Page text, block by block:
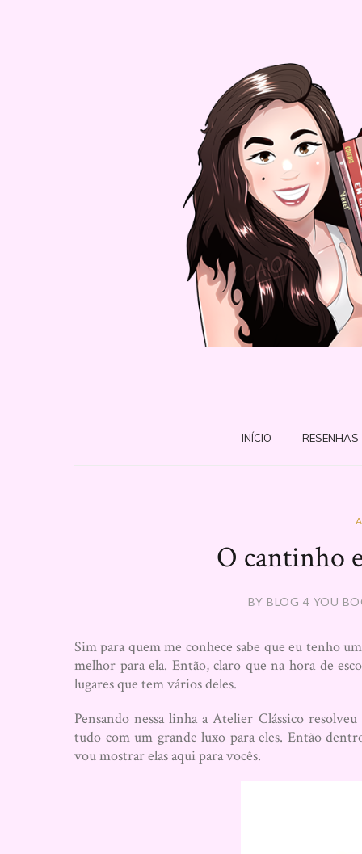
INÍCIO RESENHAS
O cantinho
BY BLOG 4 YOU
Sim para quem me conhece sabe que eu tenho
melhor para ela. Então, claro que na hora de
lugares que tem vários deles.
Pensando nessa linha a Atelier Clássico
tudo com um grande luxo para eles. Então
vou mostrar elas aqui para vocês.